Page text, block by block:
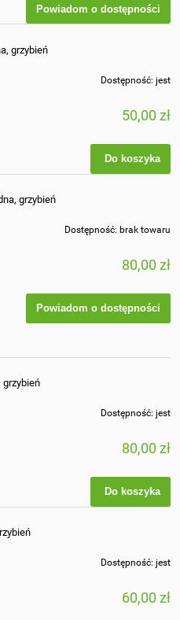
Powiadom o dostępności
grzybień
Dostępność: jest
50,00 zł
Do koszyka
grzybień
Dostępność: brak towaru
80,00 zł
Powiadom o dostępności
grzybień
Dostępność: jest
80,00 zł
Do koszyka
Dostępność: jest
60,00 zł